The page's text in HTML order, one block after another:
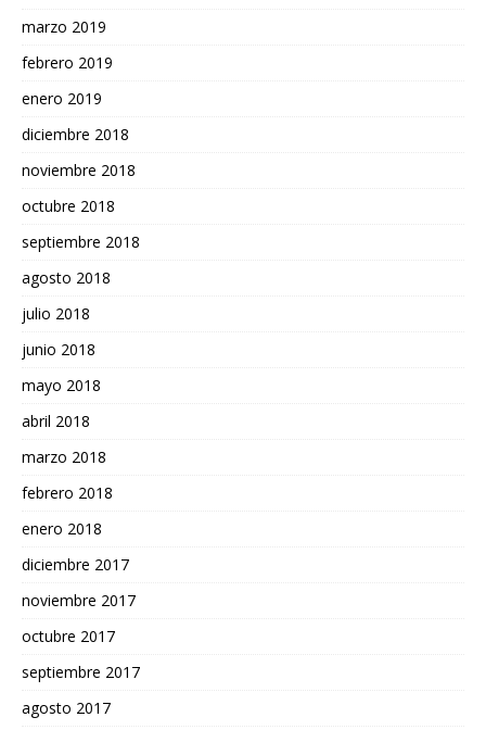
marzo 2019
febrero 2019
enero 2019
diciembre 2018
noviembre 2018
octubre 2018
septiembre 2018
agosto 2018
julio 2018
junio 2018
mayo 2018
abril 2018
marzo 2018
febrero 2018
enero 2018
diciembre 2017
noviembre 2017
octubre 2017
septiembre 2017
agosto 2017